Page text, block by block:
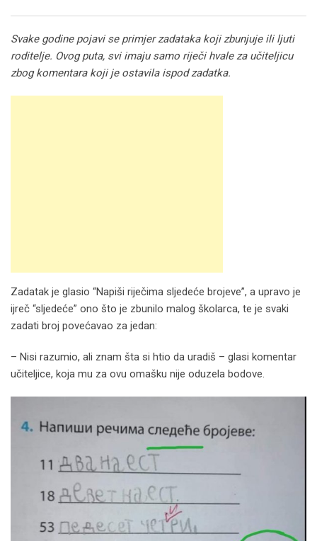
Svake godine pojavi se primjer zadataka koji zbunjuje ili ljuti
roditelje. Ovog puta, svi imaju samo riječi hvale za učiteljicu
zbog komentara koji je ostavila ispod zadatka.
Zadatak je glasio “Napiši riječima sljedeće brojeve”, a upravo je
ijreč “sljedeće” ono što je zbunilo malog školarca, te je svaki
zadati broj povećavao za jedan:
– Nisi razumio, ali znam šta si htio da uradiš – glasi komentar
učiteljice, koja mu za ovu omašku nije oduzela bodove.